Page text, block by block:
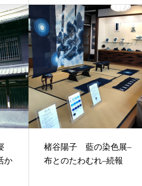
か
楮谷陽子 藍の染色展–
布とのたわむれ–続報